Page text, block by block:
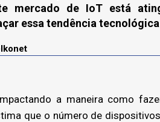
mercado de IoT está
essa tendência
a maneira como
que o número de